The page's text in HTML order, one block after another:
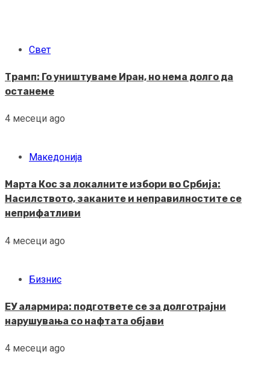
Свет
Трамп: Го уништуваме Иран, но нема долго да
останеме
4 месеци ago
Македонија
Марта Кос за локалните избори во Србија:
Насилството, заканите и неправилностите се
неприфатливи
4 месеци ago
Бизнис
ЕУ алармира: подгответе се за долготрајни
нарушувања со нафтата објави
4 месеци ago